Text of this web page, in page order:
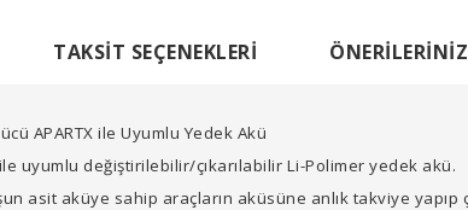
TAKSIT SEÇENEKLERI ÖNERILERINIZ
APARTX ile Uyumlu Yedek Akü
uyumlu değiştirilebilir/çıkarılabilir Li-Polimer yedek akü.
asit aküye sahip araçların aküsüne anlık takviye yapıp